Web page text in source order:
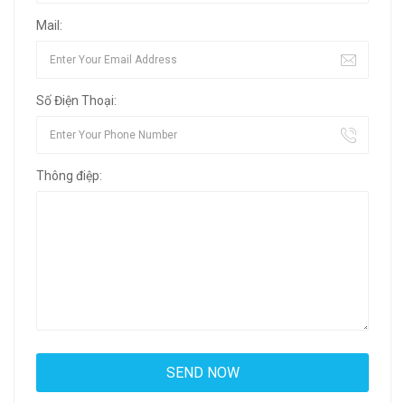
Mail:
Số Điện Thoại:
Thông điệp: